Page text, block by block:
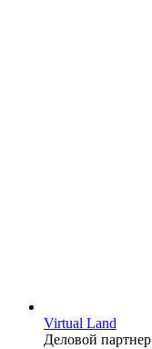
Virtual Land
Деловой партнер